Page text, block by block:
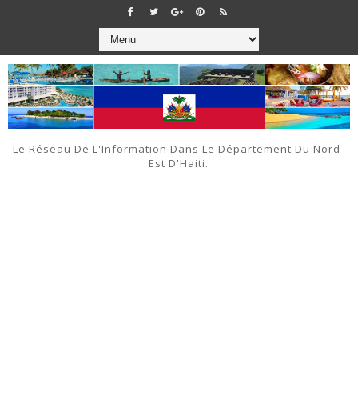
Le Réseau De L'Information Dans Le Département Du Nord-
Est D'Haiti.